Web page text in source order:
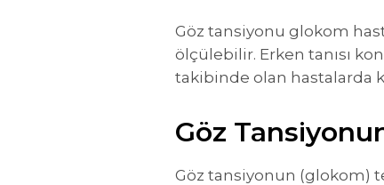
Göz tansiyonu glokom
ölçülebilir. Erken tanısı
takibinde olan hastalarda
Göz
Göz tansiyonun (glokom)